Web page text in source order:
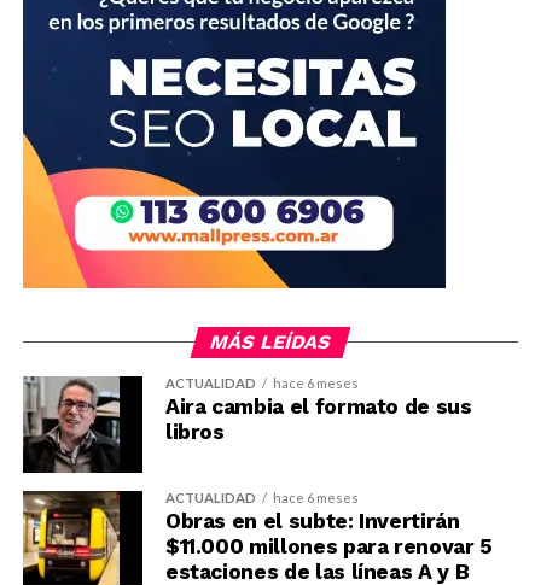
MÁS LEÍDAS
ACTUALIDAD hace 6 meses
Aira cambia el formato de sus
libros
ACTUALIDAD hace 6 meses
Obras en el subte: Invertirán
$11.000 millones para renovar 5
estaciones de las líneas A y B